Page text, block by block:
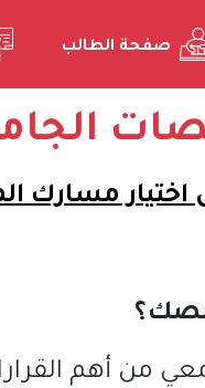
صفحة الطالب
مسارك
من أهم